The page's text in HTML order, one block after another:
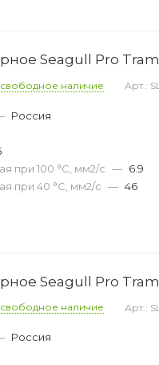
Seagull Pro
свободное наличие Арт.:
Россия
при 100 °С, мм2/с — 6.9
при 40 °С, мм2/с — 46
Seagull Pro
свободное наличие Арт.:
Россия